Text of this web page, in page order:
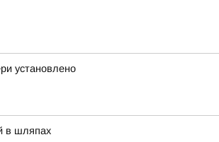
установлено
в шляпах